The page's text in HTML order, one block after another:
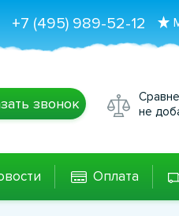
+7 (495) 989-52-12
звонок
не
Оплата